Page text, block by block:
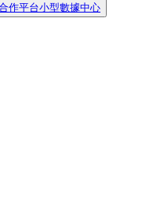
作平台小型數據中心